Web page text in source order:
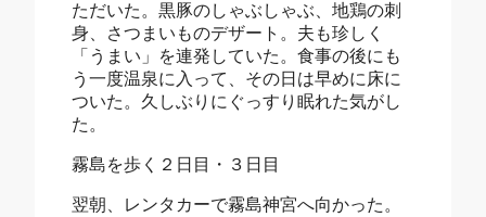
ただいた。黒豚のしゃぶしゃぶ、地鶏の刺
身、さつまいものデザート。夫も珍しく
「うまい」を連発していた。食事の後にも
う一度温泉に入って、その日は早めに床に
ついた。久しぶりにぐっすり眠れた気がし
た。
霧島を歩く２日目・３日目
翌朝、レンタカーで霧島神宮へ向かった。